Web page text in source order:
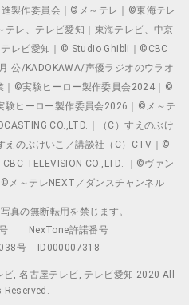
製作委員会｜©メ～テレ｜©東海テレ
テレ、テレビ愛知｜東海テレビ、中京
レビ愛知｜© Studio Ghibli｜©CBC
公/KADOKAWA/声優ラジオのウラオ
｜©実験ヒーロー製作委員会2024｜©
ヒーロー製作委員会2026｜©メ～テ
CO.,LTD.｜（C）すえのぶけ
えのぶけいこ／講談社（C）CTV｜©
TELEVISION CO.,LTD. ｜©ヴァン
メ～テレNEXT／ダンスチャンネル
真の無断転用を禁じます。
NexTone許諾番号
号
ID000007318
, 名古屋テレビ, テレビ愛知 2020 All
Reserved.